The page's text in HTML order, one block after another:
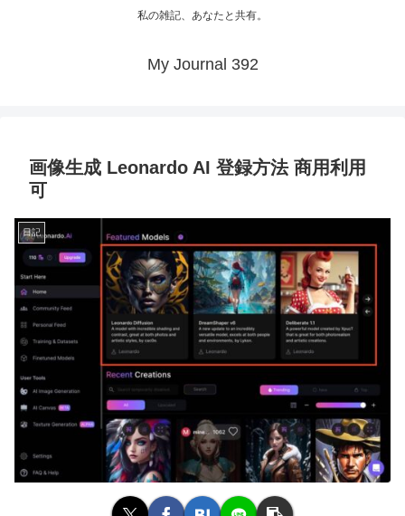
私の雑記、あなたと共有。
My Journal 392
画像生成 Leonardo AI 登録方法 商用利用
可
日記